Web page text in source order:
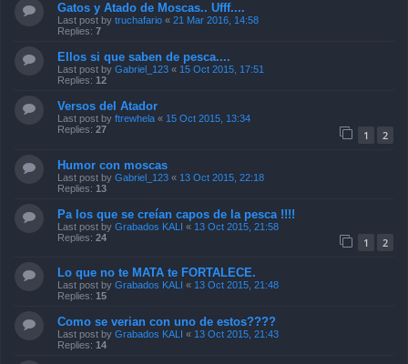
Gatos y Atado de Moscas.. Ufff....
Last post by truchafario « 21 Mar 2016, 14:58
Replies: 7
Ellos si que saben de pesca....
Last post by Gabriel_123 « 15 Oct 2015, 17:51
Replies: 12
Versos del Atador
Last post by ftrewhela « 15 Oct 2015, 13:34
Replies: 27 1 2
Humor con moscas
Last post by Gabriel_123 « 13 Oct 2015, 22:18
Replies: 13
Pa los que se creían capos de la pesca !!!!
Last post by Grabados KALI « 13 Oct 2015, 21:58
Replies: 24 1 2
Lo que no te MATA te FORTALECE.
Last post by Grabados KALI « 13 Oct 2015, 21:48
Replies: 15
Como se verian con uno de estos????
Last post by Grabados KALI « 13 Oct 2015, 21:43
Replies: 14